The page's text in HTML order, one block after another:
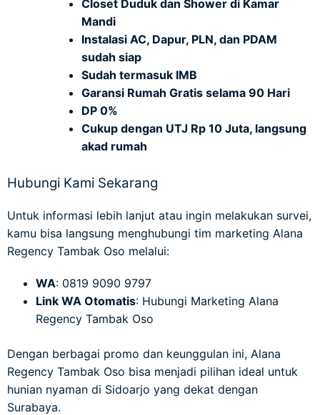
Closet Duduk dan Shower di Kamar
Mandi
Instalasi AC, Dapur, PLN, dan PDAM
sudah siap
Sudah termasuk IMB
Garansi Rumah Gratis selama 90 Hari
DP 0%
Cukup dengan UTJ Rp 10 Juta, langsung
akad rumah
Hubungi Kami Sekarang
Untuk informasi lebih lanjut atau ingin melakukan survei,
kamu bisa langsung menghubungi tim marketing Alana
Regency Tambak Oso melalui:
WA: 0819 9090 9797
Link WA Otomatis: Hubungi Marketing Alana
Regency Tambak Oso
Dengan berbagai promo dan keunggulan ini, Alana
Regency Tambak Oso bisa menjadi pilihan ideal untuk
hunian nyaman di Sidoarjo yang dekat dengan
Surabaya.